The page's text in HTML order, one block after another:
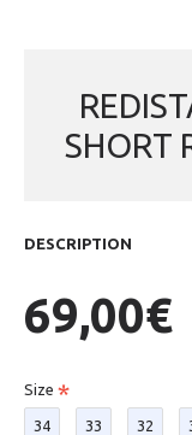
SHORT
DESCRIPTION
69,00€
Size
34 33 32